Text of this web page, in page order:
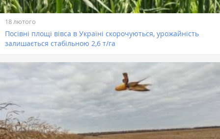
18 лютого
Посівні площі вівса в Україні скорочуються, урожайність
залишається стабільною 2,6 т/га